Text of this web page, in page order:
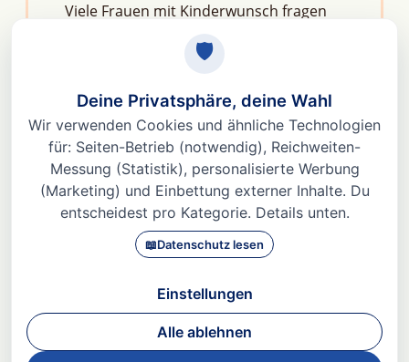
Viele Frauen mit Kinderwunsch fragen
kurze Antwort lautet: Nein, aber er kann
Fruchtbarkeit aus dem Gleichgewicht
bringen. Denn Stress
Weiterlesen »